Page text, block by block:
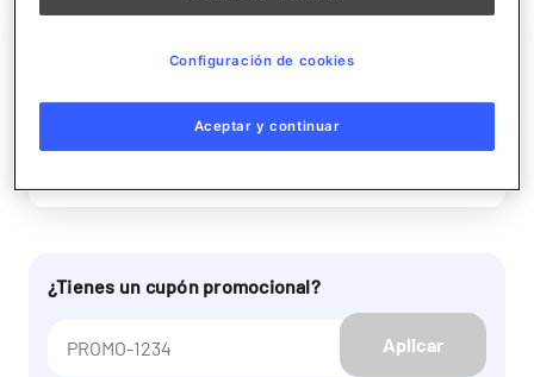
Durmiendo entre Tiburones
Más información
¿Tienes un cupón promocional?
Aplicar
Aceptar y continuar
Configuración de cookies